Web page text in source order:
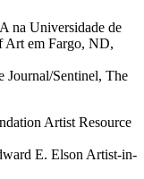
na Universidade de
Art em Fargo, ND,
Journal/Sentinel, The
Artist Resource
E. Elson Artist-in-